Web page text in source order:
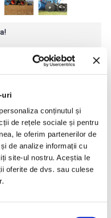
uri
conținutul și
de rețele sociale și pentru
le oferim partenerilor de
de analize informații cu
site-ul nostru. Aceștia le
oferite de dvs. sau culese